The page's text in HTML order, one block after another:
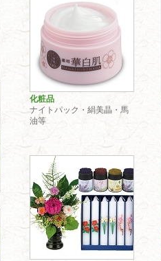
化粧品
ナイトパック・絹美晶・馬
油等